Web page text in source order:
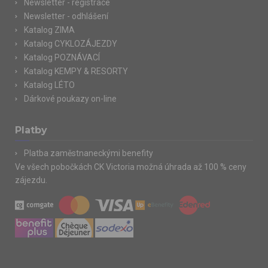
Newsletter - registrace
Newsletter - odhlášení
Katalog ZIMA
Katalog CYKLOZÁJEZDY
Katalog POZNÁVACÍ
Katalog KEMPY & RESORTY
Katalog LÉTO
Dárkové poukazy on-line
Platby
Platba zaměstnaneckými benefity
Ve všech pobočkách CK Victoria možná úhrada až 100 % ceny
zájezdu.